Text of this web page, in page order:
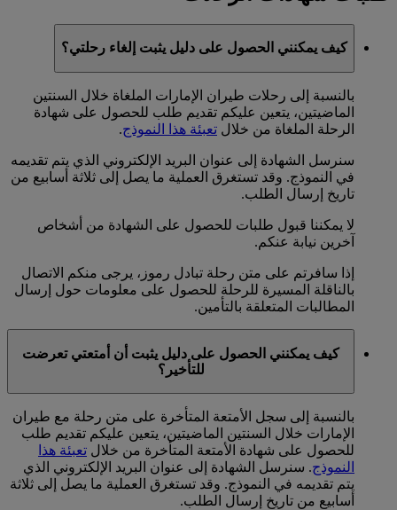
كيف يمكنني الحصول على دليل يثبت إلغاء رحلتي؟
بالنسبة إلى رحلات طيران الإمارات الملغاة خلال السنتين
الماضيتين، يتعين عليكم تقديم طلب للحصول على شهادة
الرحلة الملغاة من خلال تعبئة هذا النموذج.
سنرسل الشهادة إلى عنوان البريد الإلكتروني الذي يتم تقديمه
في النموذج. وقد تستغرق العملية ما يصل إلى ثلاثة أسابيع من
تاريخ إرسال الطلب.
لا يمكننا قبول طلبات للحصول على الشهادة من أشخاص
آخرين نيابة عنكم.
إذا سافرتم على متن رحلة تبادل رموز، يرجى منكم الاتصال
بالناقلة المسيرة للرحلة للحصول على معلومات حول إرسال
المطالبات المتعلقة بالتأمين.
كيف يمكنني الحصول على دليل يثبت أن أمتعتي تعرضت
للتأخير؟
بالنسبة إلى سجل الأمتعة المتأخرة على متن رحلة مع طيران
الإمارات خلال السنتين الماضيتين، يتعين عليكم تقديم طلب
للحصول على شهادة الأمتعة المتأخرة من خلال تعبئة هذا
النموذج. سنرسل الشهادة إلى عنوان البريد الإلكتروني الذي
يتم تقديمه في النموذج. وقد تستغرق العملية ما يصل إلى ثلاثة
أسابيع من تاريخ إرسال الطلب.